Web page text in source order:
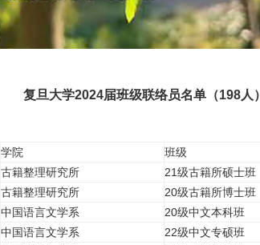
复旦大学2024届班级联络员名单（198人）
学院
班级
古籍整理研究所
21级古籍所硕士班
古籍整理研究所
20级古籍所博士班
中国语言文学系
20级中文本科班
中国语言文学系
22级中文专硕班